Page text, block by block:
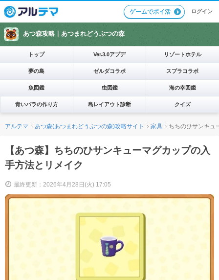
ゲームでポイ活 ログイン
あつ森攻略｜あつまれどうぶつの森
トップ Ver.3.0アプデ リゾートホテル
夢の島 ゼルダコラボ スプラコラボ
魚図鑑 虫図鑑 海の幸図鑑
青いバラの作り方 島レイアウト診断 クイズ
アルテマ あつ森(あつまれどうぶつの森)攻略サイト 家具 ちちのひサンキュ
【あつ森】ちちのひサンキューマグカップの入
手方法とリメイク
最終更新：2026年4月28日(火) 17:05